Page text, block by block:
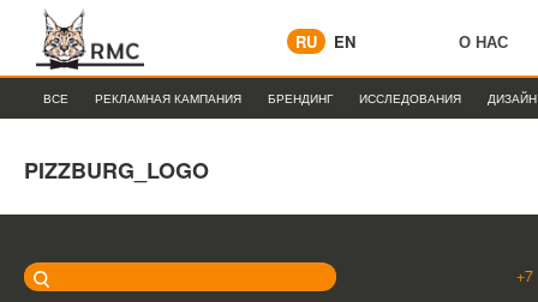
EN
RU О НАС
ВСЕ РЕКЛАМНАЯ КАМПАНИЯ БРЕНДИНГ ИССЛЕДОВАНИЯ ДИЗАЙН
PIZZBURG_LOGO
+7